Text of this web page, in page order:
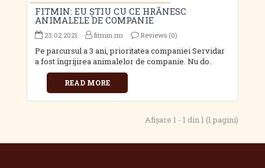
FITMIN: EU ȘTIU CU CE HRĂNESC
ANIMALELE DE COMPANIE
23.02.2021 fitmin.rm Reviews (0)
Pe parcursul a 3 ani, prioritatea companiei Servidar
a fost îngrijirea animalelor de companie. Nu do..
READ MORE
Afişare 1 - 1 din 1 (1 pagini)